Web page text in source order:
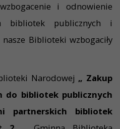
i odnowienie
bibliotek publicznych i
Biblioteki wzbogaciły
Narodowej „ Zakup
do bibliotek publicznych
partnerskich bibliotek